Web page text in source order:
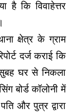
है कि विवाहेत्तर
क्षेत्र के ग्राम
दर्ज कराई कि
घर से निकला
बोर्ड कॉलोनी में
और पुत्र द्वारा